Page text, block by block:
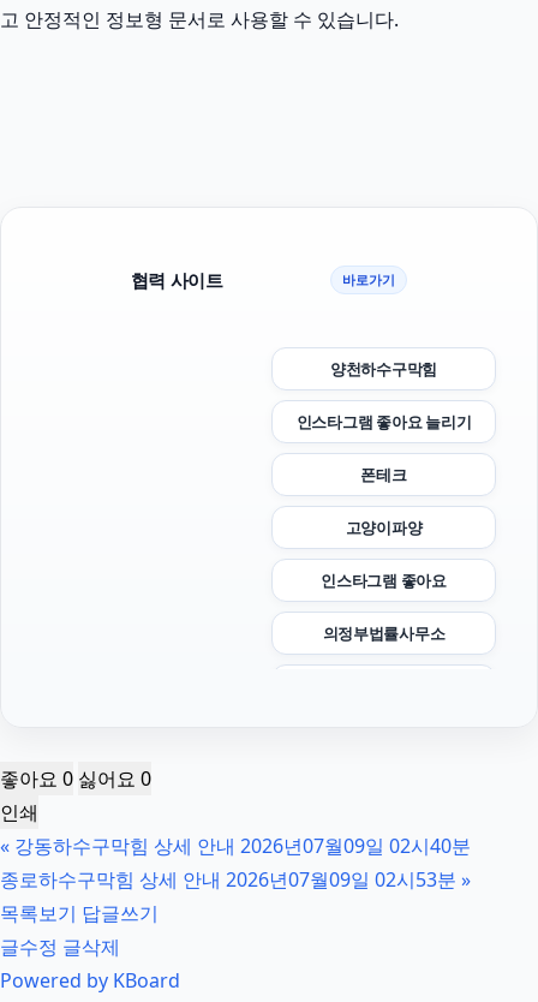
고 안정적인 정보형 문서로 사용할 수 있습니다.
협력 사이트 바로가기
양천하수구막힘
인스타그램 좋아요 늘리기
폰테크
고양이파양
인스타그램 좋아요
의정부법률사무소
인스타 팔로워 구매
영등포구하수구막힘
좋아요 0 싫어요 0
인쇄
« 강동하수구막힘 상세 안내 2026년07월09일 02시40분
종로하수구막힘 상세 안내 2026년07월09일 02시53분 »
목록보기 답글쓰기
글수정 글삭제
Powered by KBoard